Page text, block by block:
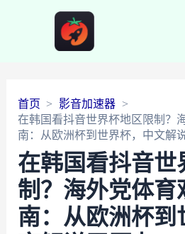
首页
影音加速器
在韩国看抖音世界杯地区限制？
南：从欧洲杯到世界杯，中文解
在韩国看抖音世
制？海外党体育
南：从欧洲杯到